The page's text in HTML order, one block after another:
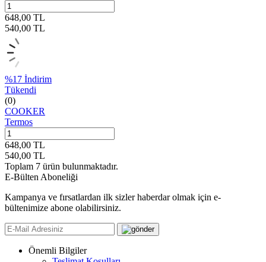
648,00 TL
540,00 TL
%17 İndirim
Tükendi
(0)
COOKER
Termos
648,00 TL
540,00 TL
Toplam 7 ürün bulunmaktadır.
E-Bülten Aboneliği
Kampanya ve fırsatlardan ilk sizler haberdar olmak için e-
bültenimize abone olabilirsiniz.
Önemli Bilgiler